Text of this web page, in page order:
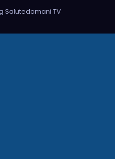
Salutedomani TV